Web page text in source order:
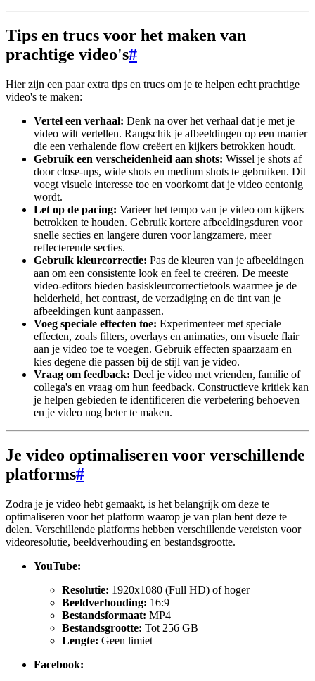
Tips en trucs voor het maken van
prachtige video's#
Hier zijn een paar extra tips en trucs om je te helpen echt prachtige
video's te maken:
Vertel een verhaal: Denk na over het verhaal dat je met je
video wilt vertellen. Rangschik je afbeeldingen op een manier
die een verhalende flow creëert en kijkers betrokken houdt.
Gebruik een verscheidenheid aan shots: Wissel je shots af
door close-ups, wide shots en medium shots te gebruiken. Dit
voegt visuele interesse toe en voorkomt dat je video eentonig
wordt.
Let op de pacing: Varieer het tempo van je video om kijkers
betrokken te houden. Gebruik kortere afbeeldingsduren voor
snelle secties en langere duren voor langzamere, meer
reflecterende secties.
Gebruik kleurcorrectie: Pas de kleuren van je afbeeldingen
aan om een ​​consistente look en feel te creëren. De meeste
video-editors bieden basiskleurcorrectietools waarmee je de
helderheid, het contrast, de verzadiging en de tint van je
afbeeldingen kunt aanpassen.
Voeg speciale effecten toe: Experimenteer met speciale
effecten, zoals filters, overlays en animaties, om visuele flair
aan je video toe te voegen. Gebruik effecten spaarzaam en
kies degene die passen bij de stijl van je video.
Vraag om feedback: Deel je video met vrienden, familie of
collega's en vraag om hun feedback. Constructieve kritiek kan
je helpen gebieden te identificeren die verbetering behoeven
en je video nog beter te maken.
Je video optimaliseren voor verschillende
platforms#
Zodra je je video hebt gemaakt, is het belangrijk om deze te
optimaliseren voor het platform waarop je van plan bent deze te
delen. Verschillende platforms hebben verschillende vereisten voor
videoresolutie, beeldverhouding en bestandsgrootte.
YouTube:
Resolutie: 1920x1080 (Full HD) of hoger
Beeldverhouding: 16:9
Bestandsformaat: MP4
Bestandsgrootte: Tot 256 GB
Lengte: Geen limiet
Facebook: